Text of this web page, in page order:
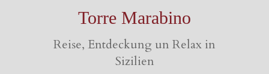
Torre Marabino
Reise, Entdeckung un Relax in
Sizilien